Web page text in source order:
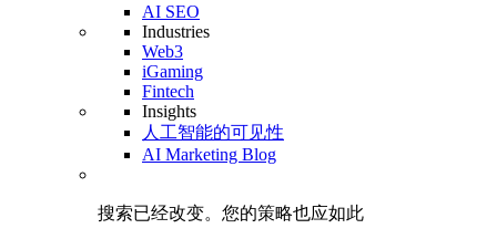
AI SEO
Industries
Web3
iGaming
Fintech
Insights
人工智能的可见性
AI Marketing Blog
搜索已经改变。 您的策略也应如此